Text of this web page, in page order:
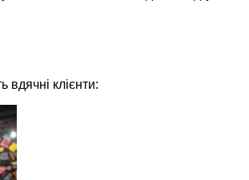
вдячні клієнти: